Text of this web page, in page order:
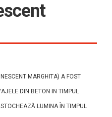
MARGHITA) A FOST
DIN BETON IN TIMPUL
LUMINA ÎN TIMPUL